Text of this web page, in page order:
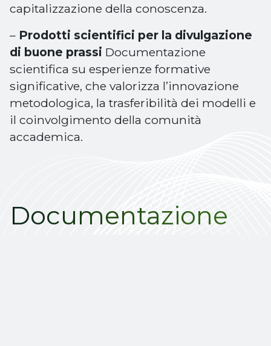
capitalizzazione della conoscenza.
– Prodotti scientifici per la divulgazione
di buone prassi Documentazione
scientifica su esperienze formative
significative, che valorizza l’innovazione
metodologica, la trasferibilità dei modelli e
il coinvolgimento della comunità
accademica.
Documentazione